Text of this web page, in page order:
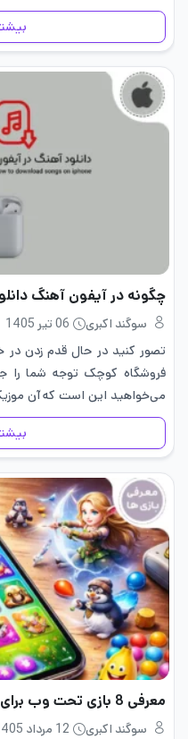
بایستی اپل…
چگونه در آیفون آهنگ دانلود کنیم؟ 9
سوگند اکبری
06 تیر 1405
تصور کنید در حال قدم زدن در
فروشگاه کوچک توجه شما را
می‌خواهید این است که آن
اما…
معرفی 8 بازی تحت وب برای ios
سوگند اکبری
12 مرداد 1405